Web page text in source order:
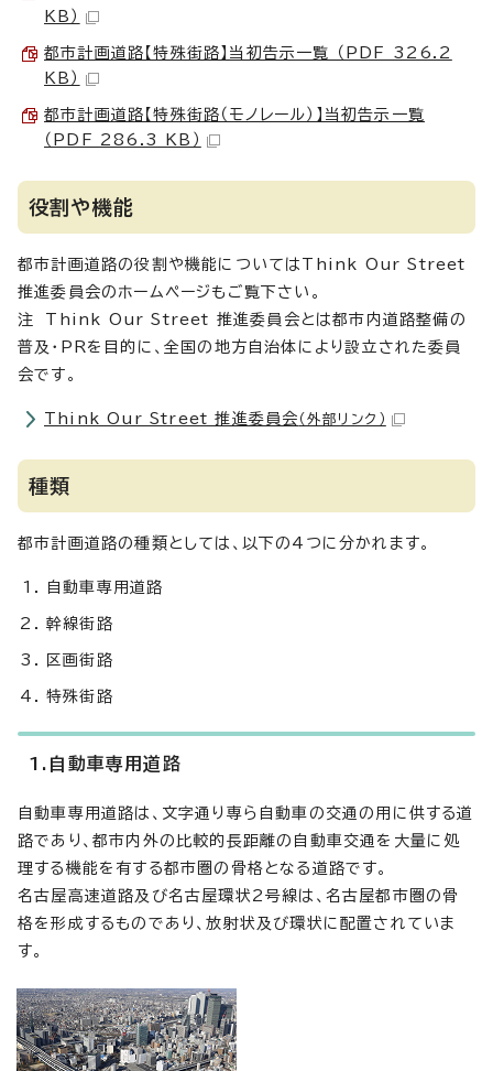
KB）
都市計画道路【特殊街路】当初告示一覧 （PDF 326.2
KB）
都市計画道路【特殊街路（モノレール）】当初告示一覧
（PDF 286.3 KB）
役割や機能
都市計画道路の役割や機能についてはThink Our Street
推進委員会のホームページもご覧下さい。
注 Think Our Street 推進委員会とは都市内道路整備の
普及・PRを目的に、全国の地方自治体により設立された委員
会です。
Think Our Street 推進委員会 （外部リンク）
種類
都市計画道路の種類としては、以下の4つに分かれます。
自動車専用道路
幹線街路
区画街路
特殊街路
1.自動車専用道路
自動車専用道路は、文字通り専ら自動車の交通の用に供する道
路であり、都市内外の比較的長距離の自動車交通を大量に処
理する機能を有する都市圏の骨格となる道路です。
名古屋高速道路及び名古屋環状2号線は、名古屋都市圏の骨
格を形成するものであり、放射状及び環状に配置されていま
す。